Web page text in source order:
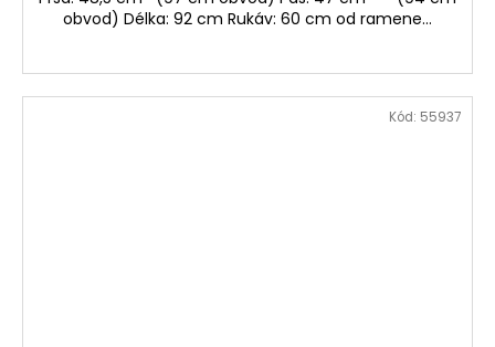
obvod) Délka: 92 cm Rukáv: 60 cm od ramene...
Kód: 55937